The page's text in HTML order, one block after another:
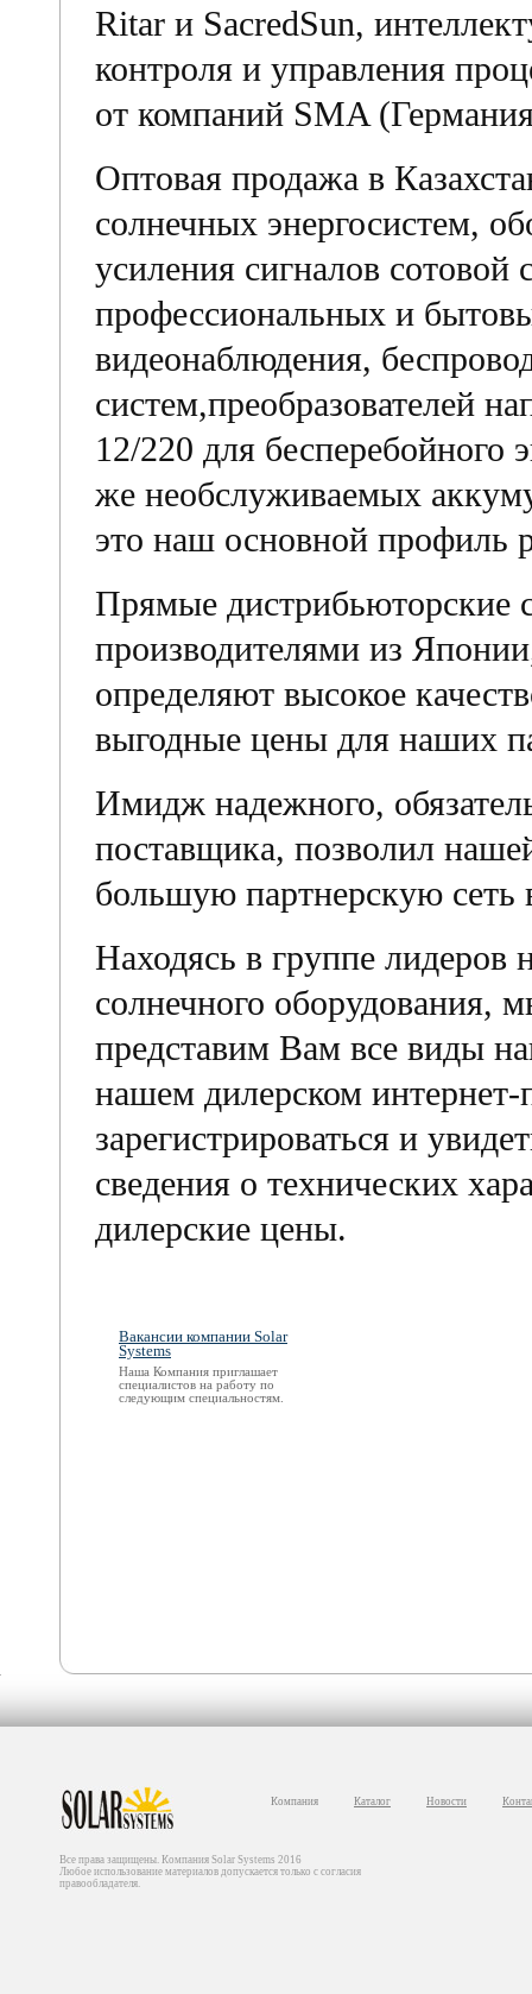
Ritar и SacredSun,
контроля и управления
от компаний SMA
Оптовая продажа в
солнечных энергосистем,
усиления сигналов
профессиональных и
видеонаблюдения,
систем,преобразователей
12/220 для бесперебойного
же необслуживаемых
это наш основной профиль
Прямые дистрибьюторские
производителями из
определяют высокое
выгодные цены для наших
Имидж надежного,
поставщика, позволил
большую партнерскую сеть
Находясь в группе лидеров
солнечного оборудования,
представим Вам все виды
нашем дилерском
зарегистрироваться и
сведения о технических
дилерские цены.
Вакансии компании Solar
Systems
Наша Компания приглашает
специалистов на работу по
следующим специальностям.
Компания Каталог Новости
Все права защищены. Компания Solar Systems 2016
Любое использование материалов допускается только с согласия
правообладателя.